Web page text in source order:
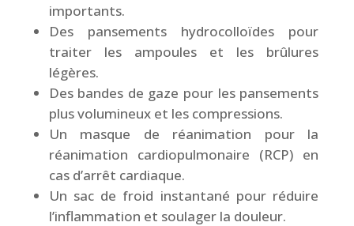
importants.
Des pansements hydrocolloïdes pour
traiter les ampoules et les brûlures
légères.
Des bandes de gaze pour les pansements
plus volumineux et les compressions.
Un masque de réanimation pour la
réanimation cardiopulmonaire (RCP) en
cas d’arrêt cardiaque.
Un sac de froid instantané pour réduire
l’inflammation et soulager la douleur.